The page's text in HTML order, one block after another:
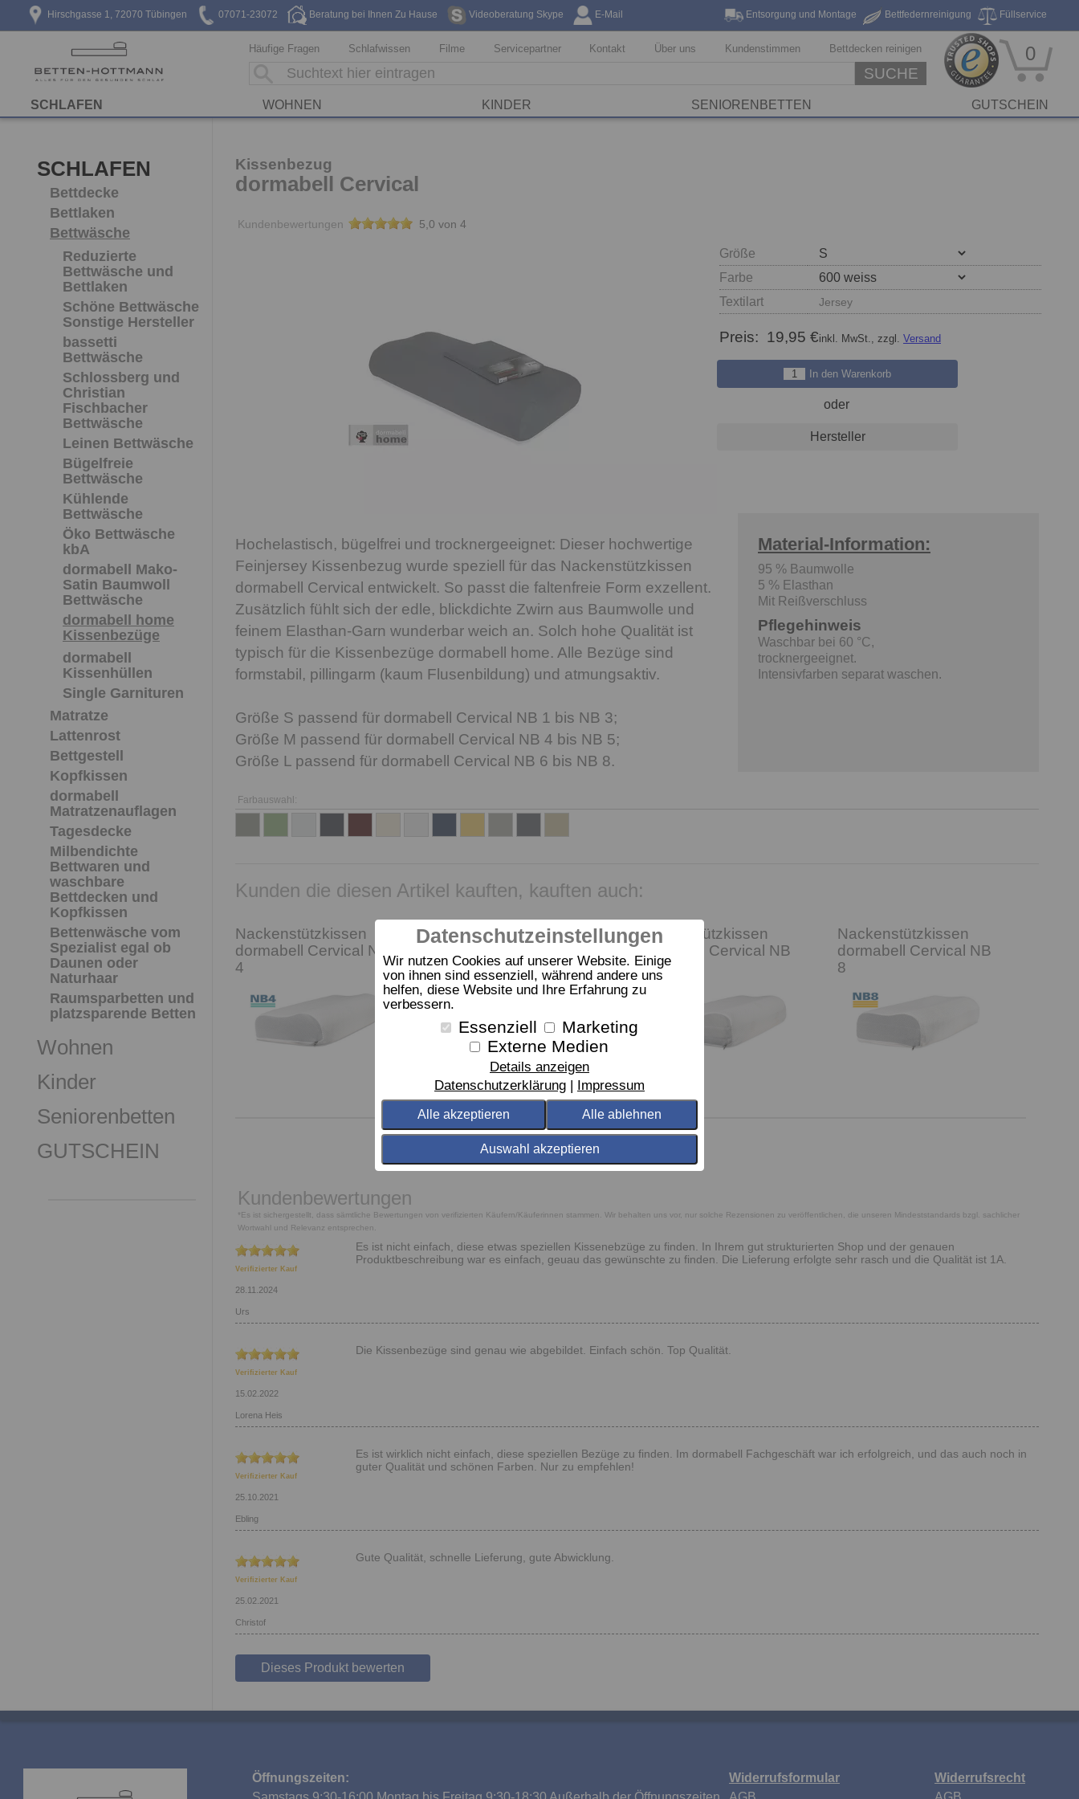
Datenschutzeinstellungen
Wir nutzen Cookies auf unserer Website. Einige
von ihnen sind essenziell, während andere uns
helfen, diese Website und Ihre Erfahrung zu
verbessern.
Essenziell
Marketing
Externe Medien
Details anzeigen
Datenschutzerklärung
Impressum
Alle akzeptieren Alle ablehnen
Auswahl akzeptieren
Hirschgasse 1, 72070 Tübingen 07071-23072 Beratung bei Ihnen Zu Hause Videoberatung Skype E-Mail Füllservice
Bettfedernreinigung
Entsorgung und Montage
Reinigungsservice
Häufige Fragen Schlafwissen Filme Servicepartner Kontakt Über uns Kundenstimmen Bettdecken reinigen
SUCHE
0
SCHLAFEN WOHNEN KINDER SENIORENBETTEN GUTSCHEIN
SCHLAFEN
Bettdecke
Bettlaken
Bettwäsche
Reduzierte
Bettwäsche und
Bettlaken
Schöne Bettwäsche
Sonstige Hersteller
bassetti
Bettwäsche
Schlossberg und
Christian
Fischbacher
Bettwäsche
Leinen Bettwäsche
Bügelfreie
Bettwäsche
Kühlende
Bettwäsche
Öko Bettwäsche
kbA
dormabell Mako-
Satin Baumwoll
Bettwäsche
dormabell home
Kissenbezüge
dormabell
Kissenhüllen
Single Garnituren
Matratze
Lattenrost
Bettgestell
Kopfkissen
dormabell
Matratzenauflagen
Tagesdecke
Milbendichte
Bettwaren und
waschbare
Bettdecken und
Kopfkissen
Bettenwäsche vom
Spezialist egal ob
Daunen oder
Naturhaar
Raumsparbetten und
platzsparende Betten
Wohnen
Kinder
Seniorenbetten
GUTSCHEIN
Kissenbezug
dormabell Cervical
Kundenbewertungen 5,0 von 4
Größe
Farbe
Textilart
Jersey
Preis: 19,95 €inkl. MwSt., zzgl. Versand
In den Warenkorb
oder
Hersteller
Hochelastisch, bügelfrei und trocknergeeignet: Dieser hochwertige
Feinjersey Kissenbezug wurde speziell für das Nackenstützkissen
dormabell Cervical entwickelt. So passt die faltenfreie Form exzellent.
Zusätzlich fühlt sich der edle, blickdichte Zwirn aus Baumwolle und
feinem Elasthan-Garn wunderbar weich an. Solch hohe Qualität ist
typisch für die Kissenbezüge dormabell home. Alle Bezüge sind
formstabil, pillingarm (kaum Flusenbildung) und atmungsaktiv.
Größe S passend für dormabell Cervical NB 1 bis NB 3;
Größe M passend für dormabell Cervical NB 4 bis NB 5;
Größe L passend für dormabell Cervical NB 6 bis NB 8.
Material-Information:
95 % Baumwolle
5 % Elasthan
Mit Reißverschluss
Pflegehinweis
Waschbar bei 60 °C,
trocknergeeignet.
Intensivfarben separat waschen.
Farbauswahl:
Kunden die diesen Artikel kauften, kauften auch:
Nackenstützkissen
dormabell Cervical NB
4
Nackenstützkissen
6
Nackenstützkissen
dormabell Cervical NB
6-V
Nackenstützkissen
dormabell Cervical NB
8
Kundenbewertungen
*Es ist sichergestellt, dass sämtliche Bewertungen von verifizierten Käufern/Käuferinnen stammen. Wir behalten uns vor, nur solche Rezensionen zu veröffentlichen, die unseren Mindeststandards bzgl. sachlicher
Wortwahl und Relevanz entsprechen.
Verifizierter Kauf
Urs
28.11.2024
Es ist nicht einfach, diese etwas speziellen Kissenebzüge zu finden. In Ihrem gut strukturierten Shop und der genauen
Produktbeschreibung war es einfach, geuau das gewünschte zu finden. Die Lieferung erfolgte sehr rasch und die Qualität ist 1A.
Verifizierter Kauf
Lorena Heis
15.02.2022
Die Kissenbezüge sind genau wie abgebildet. Einfach schön. Top Qualität.
Verifizierter Kauf
Ebling
25.10.2021
Es ist wirklich nicht einfach, diese speziellen Bezüge zu finden. Im dormabell Fachgeschäft war ich erfolgreich, und das auch noch in
guter Qualität und schönen Farben. Nur zu empfehlen!
Verifizierter Kauf
Christof
25.02.2021
Gute Qualität, schnelle Lieferung, gute Abwicklung.
Dieses Produkt bewerten
Öffnungszeiten:
Widerrufsformular
Widerrufsrecht